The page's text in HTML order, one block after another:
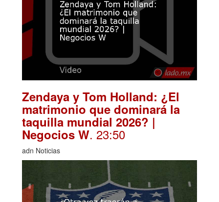
Zendaya y Tom Holland: ¿El
matrimonio que dominará la
taquilla mundial 2026? |
Negocios W. 23:50
adn Noticias